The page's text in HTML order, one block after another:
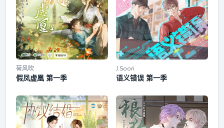
第九集·叶落知秋
第十集·奇袭照水
第十一集·鏖战安阳
第十二集·尘埃未定
李桥 林柏青 老鬼 青琳昊 张若冰 拾酒 孙铭谦 任京浩 王语 李
伟 张伟强 澈洌 李叶萌 于鸣鹿 高一雪 杨洁 王妮 杨佳妮 蔡娜
李敏 刘姝辰 曹一茜 刘媛媛 张宇微 =制作组= 制作人/总监制：
脆皮@脆皮好辣 配音导演：张凯@张凯1999 监制：空蝉
@FreeCicada 音乐总监/原创配乐：丢子@丢子Diuz 统筹：严
酒@严酒不当人、谕儿@_谕儿_ 编剧：该隐@初代该隐 剧本
监修：眇眇@眇眇缺钱 后期：令伊@令伊呀伊哟喂 录音师：
花小狼 原画： 战斗田田仔@战斗田田仔 题字： 叹书@叹书 海
报设计： 瓶子 @Herways瓶子 字幕： 咕叽咕叽字幕组@咕叽
咕叽字幕组 =主题曲《剑隐玉鸣曲》= 制作人：丢子@丢子
荷风吹
假凤虚凰 第一季
J.Soori
语义错误 第一季